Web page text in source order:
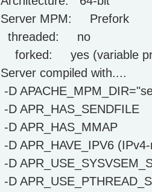
Server MPM: Prefork
threaded: no
forked: yes (variable
Server compiled with....
-D
-D APR_HAS_SENDFILE
-D APR_HAS_MMAP
-D APR_HAVE_IPV6
-D
-D